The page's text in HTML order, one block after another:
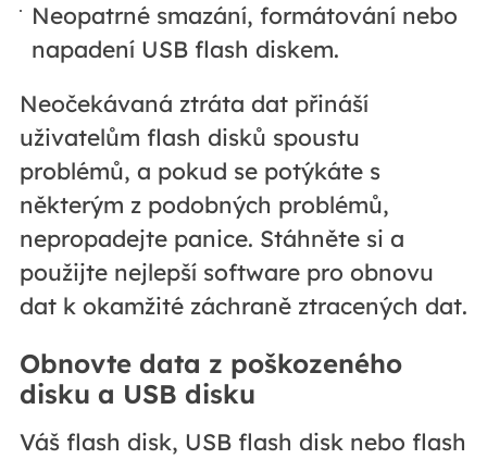
Neopatrné smazání, formátování nebo
napadení USB flash diskem.
Neočekávaná ztráta dat přináší
uživatelům flash disků spoustu
problémů, a pokud se potýkáte s
některým z podobných problémů,
nepropadejte panice. Stáhněte si a
použijte nejlepší software pro obnovu
dat k okamžité záchraně ztracených dat.
Obnovte data z poškozeného
disku a USB disku
Váš flash disk, USB flash disk nebo flash